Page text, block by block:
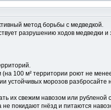
метод борьбы с медведкой.
разрушению ходов медведки
100 м² территории роют не
устойчивых морозов разбросайте
их свежим навозом или рубленой
покидают гнёзд и питаются